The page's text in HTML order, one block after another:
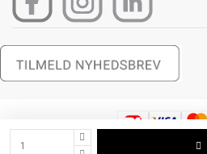
Copyright 2006-2026 Havemøbelland All